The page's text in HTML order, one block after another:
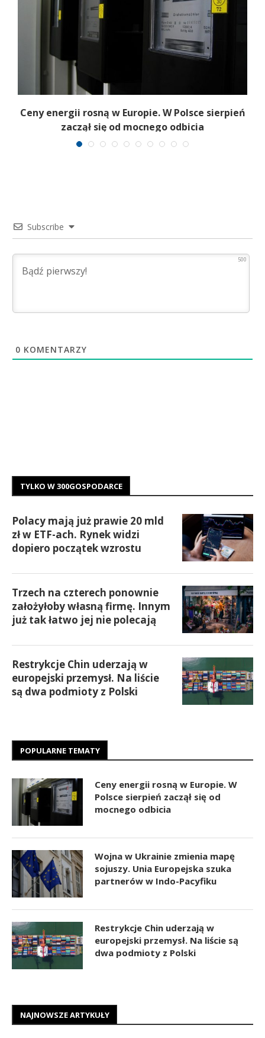
Ceny energii rosną w Europie. W Polsce sierpień
zaczął się od mocnego odbicia
Subscribe
500
0 KOMENTARZY
TYLKO W 300GOSPODARCE
Polacy mają już prawie 20 mld
zł w ETF-ach. Rynek widzi
dopiero początek wzrostu
Trzech na czterech ponownie
założyłoby własną firmę. Innym
już tak łatwo jej nie polecają
Restrykcje Chin uderzają w
europejski przemysł. Na liście
są dwa podmioty z Polski
POPULARNE TEMATY
Ceny energii rosną w Europie. W
Polsce sierpień zaczął się od
mocnego odbicia
Wojna w Ukrainie zmienia mapę
sojuszy. Unia Europejska szuka
partnerów w Indo-Pacyfiku
Restrykcje Chin uderzają w
europejski przemysł. Na liście są
dwa podmioty z Polski
NAJNOWSZE ARTYKUŁY